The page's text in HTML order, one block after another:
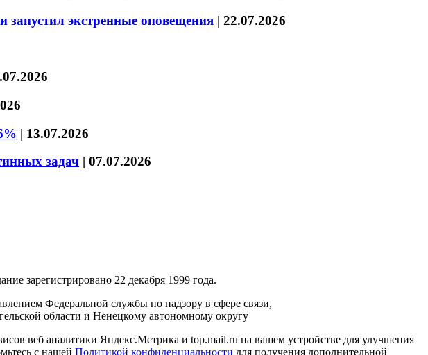
экстренные оповещения | 22.07.2026
| 13.07.2026
задач | 07.07.2026
зарегистрировано 22 декабря 1999 года.
Федеральной службы по надзору в сфере связи,
области и Ненецкому автономному округу
веб аналитики Яндекс.Метрика и top.mail.ru на вашем устройстве для улучшения
с нашей Политикой конфиденциальности для получения дополнительной